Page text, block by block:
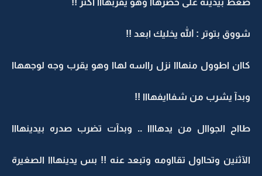
ضغط بيدينه على خصرهاا وهو يقربهااا اكثر !!
شووق بتوتر : الله يخليك ابعد !!
كاان اطوول منهااا نزل رااسه لهاا وهو يقرب وجه لوجههاا
وبدآ يشرب من شفاايفهااا !!
طااح الجواال من يدهاااا .. وبدآت تضرب صدره بيدينهااا
الآثنين وتحااول تقااومه وتبعد عنه !! بس يدينهااا الصغيرة